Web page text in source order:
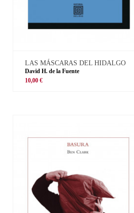
LAS MÁSCARAS DEL HIDALGO
David H. de la Fuente
10,00 €